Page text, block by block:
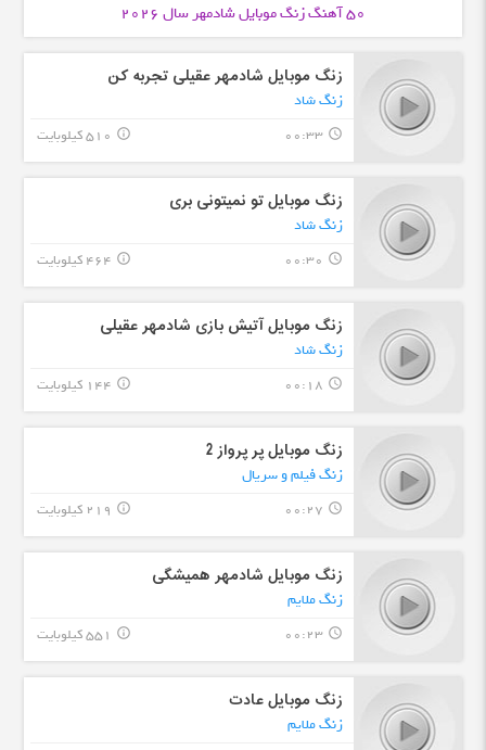
50 آهنگ زنگ موبایل شادمهرسال 2026
زنگ موبایل شادمهر عقیلی تجربه کن
زنگ شاد
query_builder
00:33 510 کیلوبایت info_outline
زنگ موبایل تو نمیتونی بری
زنگ شاد
query_builder
00:30 464 کیلوبایت info_outline
زنگ موبایل آتیش بازی شادمهر عقیلی
زنگ شاد
query_builder
00:18 144 کیلوبایت info_outline
زنگ موبایل پر پرواز 2
زنگ فیلم و سریال
query_builder
00:27 219 کیلوبایت info_outline
زنگ موبایل شادمهر همیشگی
زنگ ملایم
query_builder
00:23 551 کیلوبایت info_outline
زنگ موبایل عادت
زنگ ملایم